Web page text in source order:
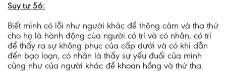
Suy tư 56:
Biết mình có lỗi như người khác để thông cảm và tha thứ
cho họ là hành động của người có trí và có nhân, có trí
để thấy ra sự không phục của cấp dưới và có khi dẫn
đến bạo loạn, có nhân là thấy sự yếu đuối của mình
cũng như của người khác để khoan hồng và thứ tha.